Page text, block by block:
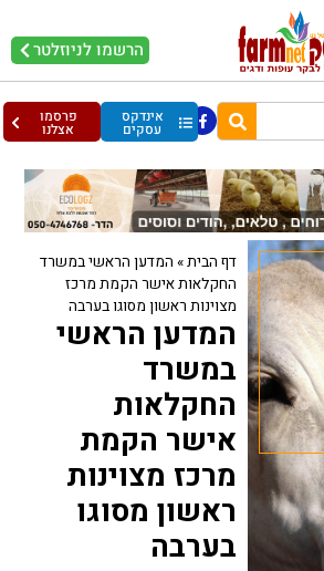
הרשמו לניוזלטר
אינדקס
עסקים
פרסמו
אצלנו
דף הבית» המדען הראשי במשרד
החקלאות אישר הקמת מרכז
מצוינות ראשון מסוגו בערבה
המדען הראשי
במשרד
החקלאות
אישר הקמת
מרכז מצוינות
ראשון מסוגו
בערבה